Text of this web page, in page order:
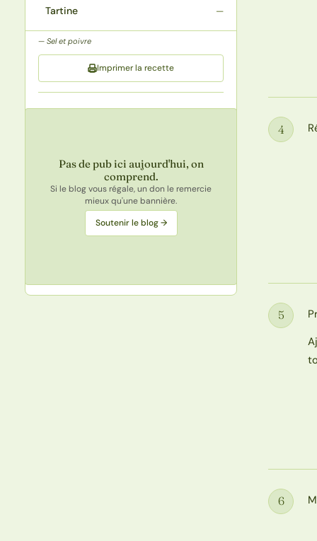
Tartine —
Sel et poivre
Imprimer la recette
Pas de pub ici aujourd'hui, on
comprend.
Si le blog vous régale, un don le remercie
mieux qu'une bannière.
Soutenir le blog →
Étape
4
Étape
5
Étape
6